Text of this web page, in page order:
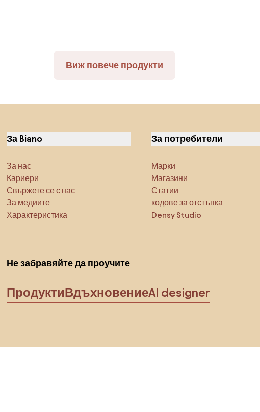
Виж повече продукти
За Biano
За нас
Кариери
Свържете се с нас
За медиите
Характеристика
За потребители
Марки
Магазини
Статии
кодове за отстъпка
Densy Studio
Не забравяйте да проучите
Продукти ВдъхновениеAI designer